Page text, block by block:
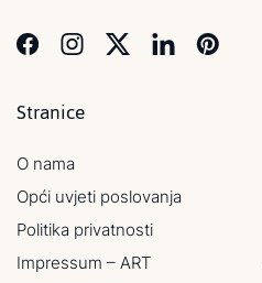
Stranice
O nama
Opći uvjeti poslovanja
Politika privatnosti
Impressum – ART